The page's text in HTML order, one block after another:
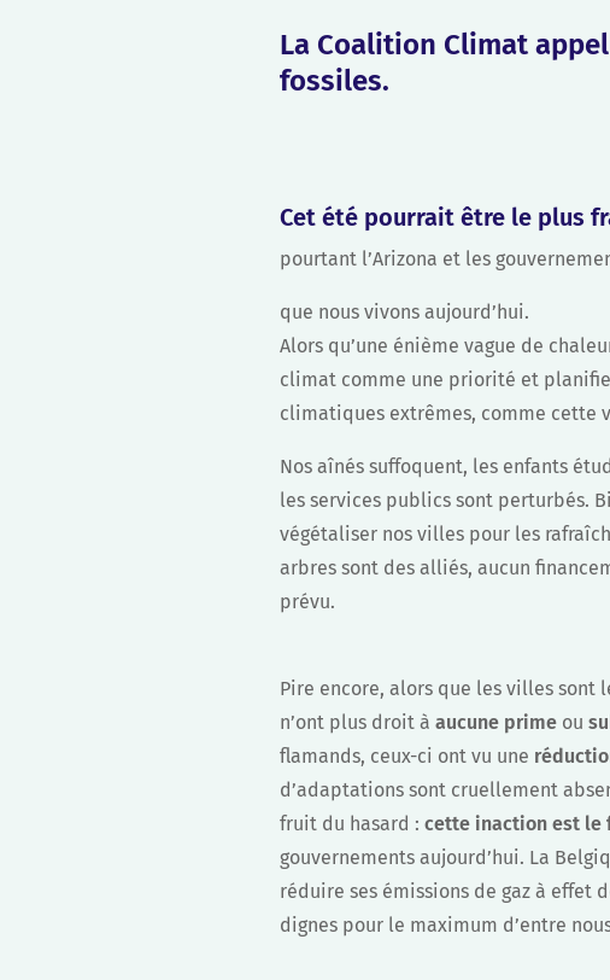
La Coalition Climat
fossiles.
Cet été pourrait être le plus
pourtant l’Arizona et les
que nous vivons aujourd’hui.
Alors qu’une énième vague de
climat comme une priorité et
climatiques extrêmes, comme cette
Nos aînés suffoquent, les enfants
les services publics sont perturbés.
végétaliser nos villes pour les
arbres sont des alliés, aucun
prévu.
Pire encore, alors que les villes sont
n’ont plus droit àaucune prime ou
flamands, ceux-ci ont vu une
d’adaptations sont cruellement
fruit du hasard :cette inaction est le
gouvernements aujourd’hui. La
réduire ses émissions de gaz à effet
dignes pour le maximum d’entre